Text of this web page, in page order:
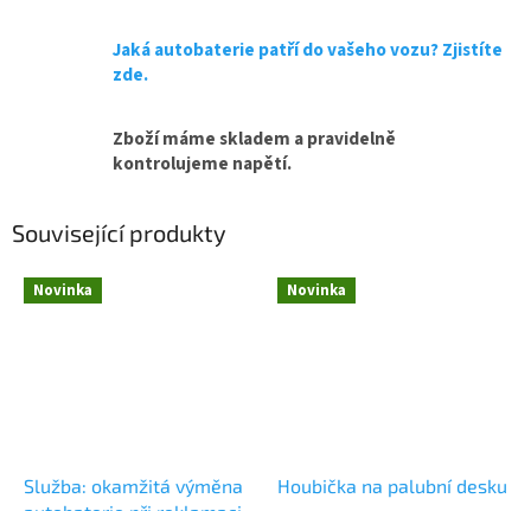
Jaká autobaterie patří do vašeho vozu? Zjistíte
zde.
Zboží máme skladem a pravidelně
kontrolujeme napětí.
Související produkty
Novinka
Služba: okamžitá výměna
Novinka
Houbička na palubní desku